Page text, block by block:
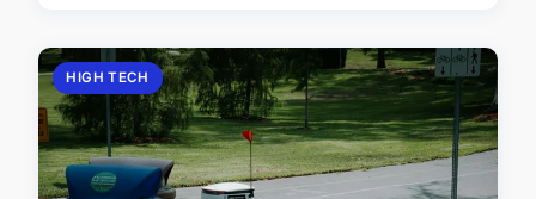
HIGH TECH